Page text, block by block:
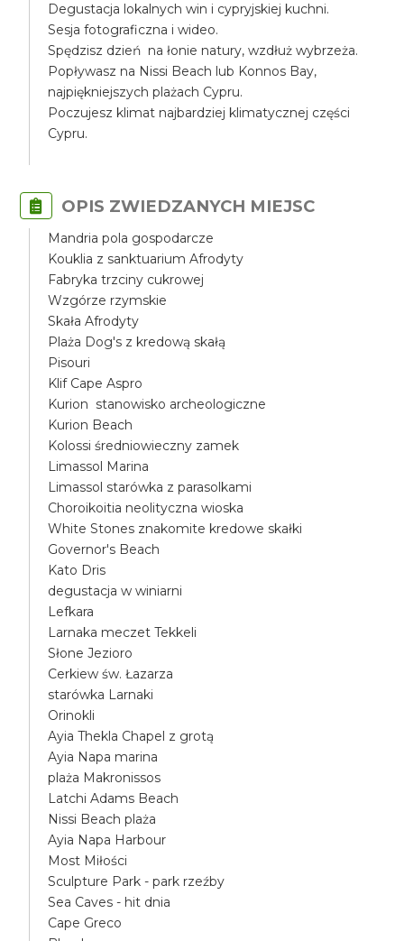
Degustacja lokalnych win i cypryjskiej kuchni.
Sesja fotograficzna i wideo.
Spędzisz dzień na łonie natury, wzdłuż wybrzeża.
Popływasz na Nissi Beach lub Konnos Bay,
najpiękniejszych plażach Cypru.
Poczujesz klimat najbardziej klimatycznej części
Cypru.
OPIS ZWIEDZANYCH MIEJSC
Mandria pola gospodarcze
Kouklia z sanktuarium Afrodyty
Fabryka trzciny cukrowej
Wzgórze rzymskie
Skała Afrodyty
Plaża Dog's z kredową skałą
Pisouri
Klif Cape Aspro
Kurion stanowisko archeologiczne
Kurion Beach
Kolossi średniowieczny zamek
Limassol Marina
Limassol starówka z parasolkami
Choroikoitia neolityczna wioska
White Stones znakomite kredowe skałki
Governor's Beach
Kato Dris
degustacja w winiarni
Lefkara
Larnaka meczet Tekkeli
Słone Jezioro
Cerkiew św. Łazarza
starówka Larnaki
Orinokli
Ayia Thekla Chapel z grotą
Ayia Napa marina
plaża Makronissos
Latchi Adams Beach
Nissi Beach plaża
Ayia Napa Harbour
Most Miłości
Sculpture Park - park rzeźby
Sea Caves - hit dnia
Cape Greco